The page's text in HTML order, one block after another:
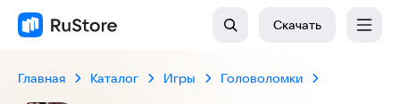
Скачать
Главная Каталог Игры Головоломки